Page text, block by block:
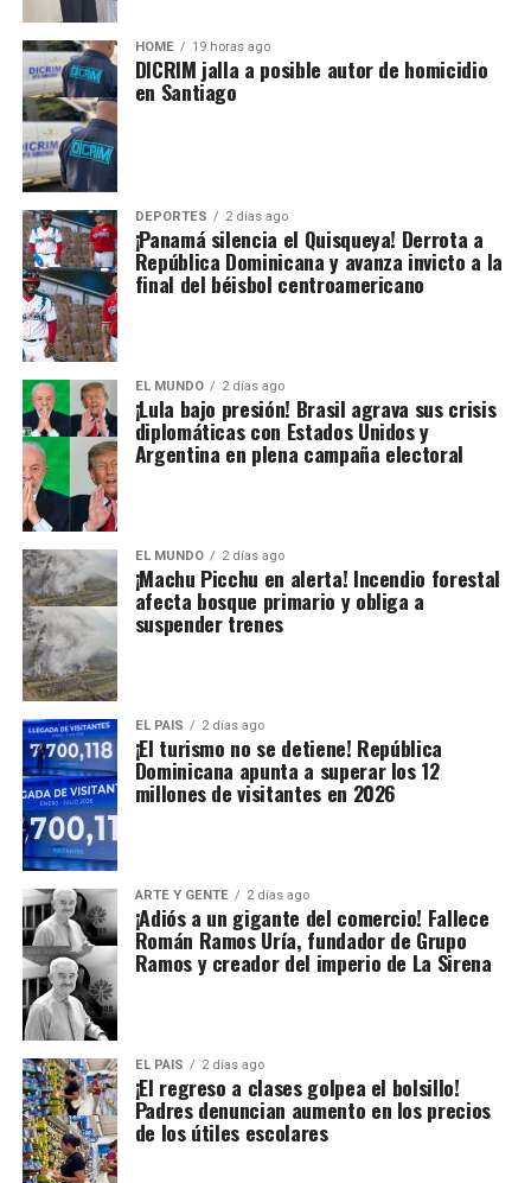
HOME 19 horas ago
DICRIM jalla a posible autor de homicidio
en Santiago
DEPORTES 2 días ago
¡Panamá silencia el Quisqueya! Derrota a
República Dominicana y avanza invicto a la
final del béisbol centroamericano
EL MUNDO 2 días ago
¡Lula bajo presión! Brasil agrava sus crisis
diplomáticas con Estados Unidos y
Argentina en plena campaña electoral
EL MUNDO 2 días ago
¡Machu Picchu en alerta! Incendio forestal
afecta bosque primario y obliga a
suspender trenes
EL PAIS 2 días ago
¡El turismo no se detiene! República
Dominicana apunta a superar los 12
millones de visitantes en 2026
ARTE Y GENTE 2 días ago
¡Adiós a un gigante del comercio! Fallece
Román Ramos Uría, fundador de Grupo
Ramos y creador del imperio de La Sirena
EL PAIS 2 días ago
¡El regreso a clases golpea el bolsillo!
Padres denuncian aumento en los precios
de los útiles escolares